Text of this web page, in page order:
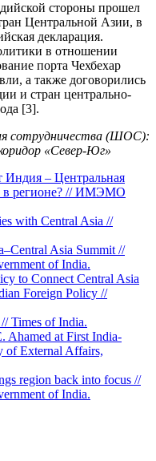
стороны прошел
Центральной Азии, в
декларация.
в отношении
порта Чехбехар
а также договорились
и стран центрально-
[3].
сотрудничества (ШОС):
«Север-Юг»
– Центральная
в регионе? // ИМЭМО
with Central Asia //
Asia Summit //
of India.
to Connect Central Asia
Foreign Policy //
Times of India.
Ahamed at First India-
of External Affairs,
region back into focus //
of India.